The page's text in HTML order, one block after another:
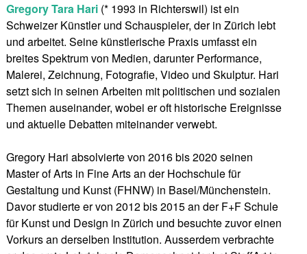
Gregory Tara Hari (* 1993 in Richterswil) ist ein
Schweizer Künstler und Schauspieler, der in Zürich lebt
und arbeitet. Seine künstlerische Praxis umfasst ein
breites Spektrum von Medien, darunter Performance,
Malerei, Zeichnung, Fotografie, Video und Skulptur. Hari
setzt sich in seinen Arbeiten mit politischen und sozialen
Themen auseinander, wobei er oft historische Ereignisse
und aktuelle Debatten miteinander verwebt.
Gregory Hari absolvierte von 2016 bis 2020 seinen
Master of Arts in Fine Arts an der Hochschule für
Gestaltung und Kunst (FHNW) in Basel/Münchenstein.
Davor studierte er von 2012 bis 2015 an der F+F Schule
für Kunst und Design in Zürich und besuchte zuvor einen
Vorkurs an derselben Institution. Ausserdem verbrachte